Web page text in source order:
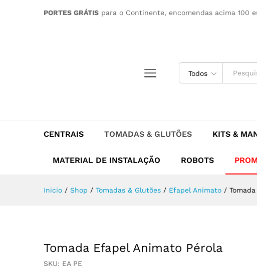
PORTES GRÁTIS para o Continente, encomendas acima 100
Todos
CENTRAIS TOMADAS & GLUTÕES KITS &
MATERIAL DE INSTALAÇÃO ROBOTS
Inicio / Shop / Tomadas & Glutões / Efapel Animato /
Tomada Efapel Animato Pérola
SKU: EA PE
Descrição